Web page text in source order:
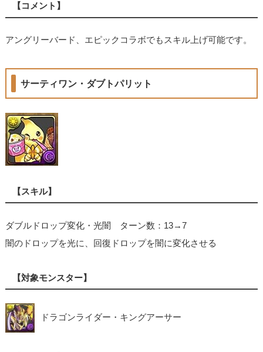
【コメント】
アングリーバード、エピックコラボでもスキル上げ可能です。
サーティワン・ダブトパリット
【スキル】
ダブルドロップ変化・光闇 ターン数：13→7
闇のドロップを光に、回復ドロップを闇に変化させる
【対象モンスター】
ドラゴンライダー・キングアーサー